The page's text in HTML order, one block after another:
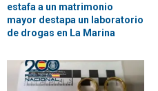
estafa a un matrimonio
mayor destapa un laboratorio
de drogas en La Marina